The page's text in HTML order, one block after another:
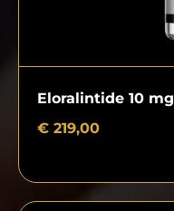
Eloralintide 10 mg
€ 219,00